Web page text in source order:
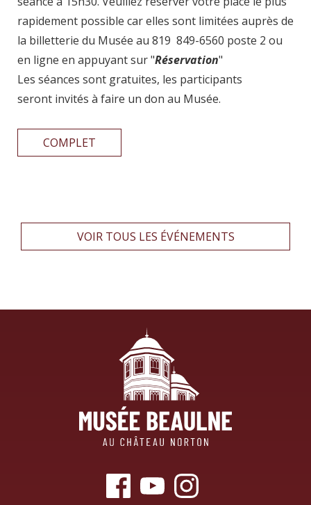
rapidement possible car elles sont limitées auprès de
la billetterie du Musée au 819 849-6560 poste 2 ou
en ligne en appuyant sur "Réservation"
Les séances sont gratuites, les participants
seront invités à faire un don au Musée.
COMPLET
VOIR TOUS LES ÉVÉNEMENTS